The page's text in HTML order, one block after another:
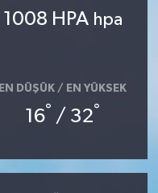
1008 HPA hpa
EN DÜŞÜK / EN YÜKSEK
16° / 32°